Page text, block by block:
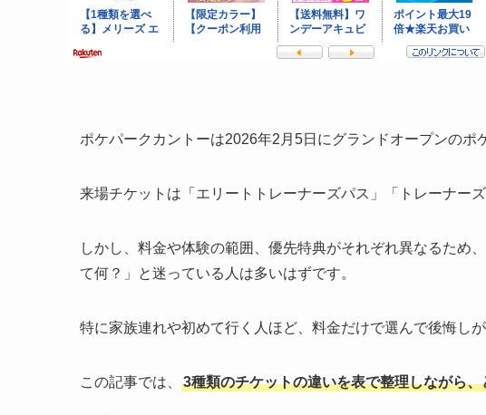
ポケパークカントーは2026年2月5日にグランドオープンのポ
来場チケットは「エリートトレーナーズパス」「トレーナー
しかし、料金や体験の範囲、優先特典がそれぞれ異なるため
て何？」と迷っている人は多いはずです。
特に家族連れや初めて行く人ほど、料金だけで選んで後悔しが
この記事では、 3種類のチケットの違いを表で整理しながら